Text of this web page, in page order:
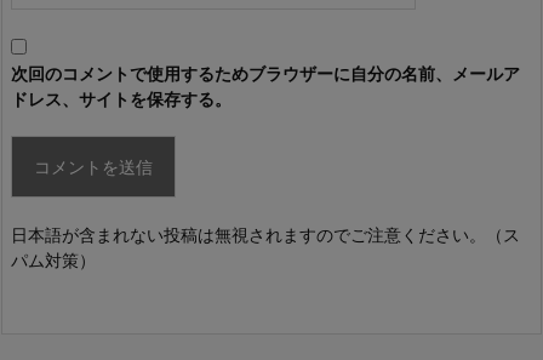
次回のコメントで使用するためブラウザーに自分の名前、メールア
ドレス、サイトを保存する。
日本語が含まれない投稿は無視されますのでご注意ください。（ス
パム対策）